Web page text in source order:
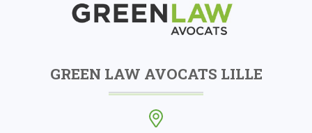
GREEN LAW AVOCATS LILLE